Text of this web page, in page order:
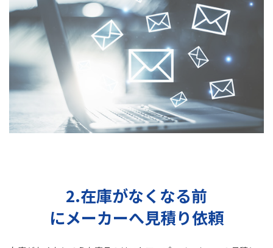
2.在庫がなくなる前
にメーカーへ見積り依頼